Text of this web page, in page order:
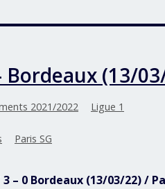
Bordeaux (13/
2021/2022 Ligue 1
Paris SG
3 – 0 Bordeaux (13/03/22) /